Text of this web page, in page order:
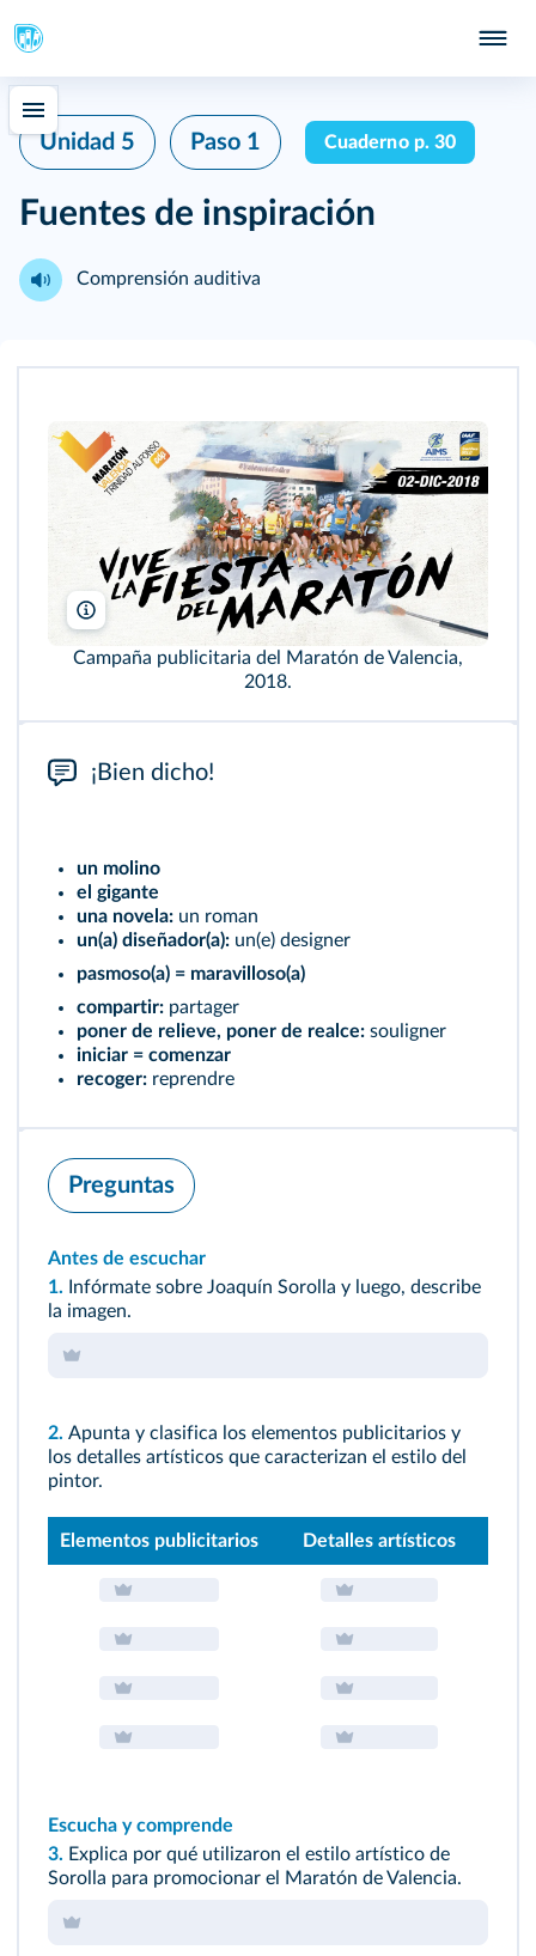
Unidad 5 Paso 1 Cuaderno p. 30
Fuentes de inspiración
Comprensión auditiva
Maratón Valencia
Campaña publicitaria del Maratón de Valencia,
2018.
¡Bien dicho!
un molino
el gigante
una novela: un roman
un(a) diseñador(a): un(e) designer
pasmoso(a) = maravilloso(a)
compartir: partager
poner de relieve, poner de realce: souligner
iniciar = comenzar
recoger: reprendre
Preguntas
Antes de escuchar
1.
Infórmate sobre Joaquín Sorolla y luego, describe
la imagen.
2. Apunta y clasifica los elementos publicitarios y
los detalles artísticos que caracterizan el estilo del
pintor.
Elementos publicitarios Detalles artísticos
Escucha y comprende
3. Explica por qué utilizaron el estilo artístico de
Sorolla para promocionar el Maratón de Valencia.